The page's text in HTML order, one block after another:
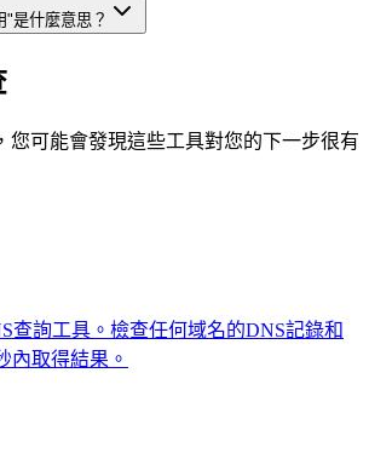
是什麼意思？
您可能會發現這些工具對您的下一步很有
查詢工具。檢查任何域名的DNS記錄和
內取得結果。